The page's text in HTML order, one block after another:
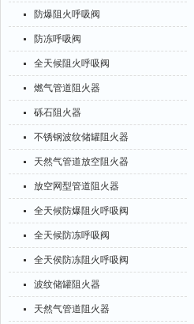
防爆阻火呼吸阀
防冻呼吸阀
全天候阻火呼吸阀
燃气管道阻火器
砾石阻火器
不锈钢波纹储罐阻火器
天然气管道放空阻火器
放空网型管道阻火器
全天候防爆阻火呼吸阀
全天候防冻呼吸阀
全天侯防冻阻火呼吸阀
波纹储罐阻火器
天然气管道阻火器